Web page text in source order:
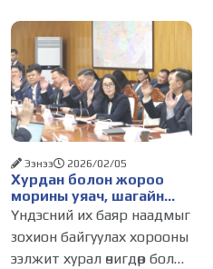
гудамж, зам дагуу хөдөлгөөнд
оролцож буй хувийн
тээврийн хэрэгслийн
дундаж хурд 7-11 км/цаг,
нийтийн
Хурдан болон жороо
морины уяач, шагайн
харваачдад улсын цол
олгуулна
Ээнээ 2026/02/05
Үндэсний их баяр наадмыг
зохион байгуулах хорооны
ээлжит хурал өчигдөр болж,